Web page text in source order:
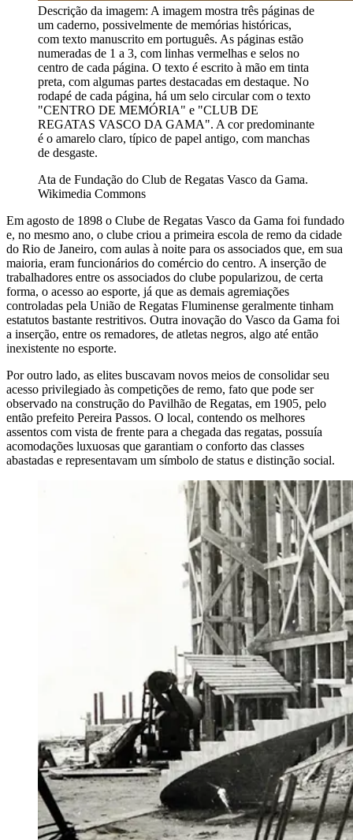
Descrição da imagem: A imagem mostra três páginas de
um caderno, possivelmente de memórias históricas,
com texto manuscrito em português. As páginas estão
numeradas de 1 a 3, com linhas vermelhas e selos no
centro de cada página. O texto é escrito à mão em tinta
preta, com algumas partes destacadas em destaque. No
rodapé de cada página, há um selo circular com o texto
"CENTRO DE MEMÓRIA" e "CLUB DE
REGATAS VASCO DA GAMA". A cor predominante
é o amarelo claro, típico de papel antigo, com manchas
de desgaste.
Ata de Fundação do Club de Regatas Vasco da Gama.
Wikimedia Commons
Em agosto de 1898 o Clube de Regatas Vasco da Gama foi fundado
e, no mesmo ano, o clube criou a primeira escola de remo da cidade
do Rio de Janeiro, com aulas à noite para os associados que, em sua
maioria, eram funcionários do comércio do centro. A inserção de
trabalhadores entre os associados do clube popularizou, de certa
forma, o acesso ao esporte, já que as demais agremiações
controladas pela União de Regatas Fluminense geralmente tinham
estatutos bastante restritivos. Outra inovação do Vasco da Gama foi
a inserção, entre os remadores, de atletas negros, algo até então
inexistente no esporte.
Por outro lado, as elites buscavam novos meios de consolidar seu
acesso privilegiado às competições de remo, fato que pode ser
observado na construção do Pavilhão de Regatas, em 1905, pelo
então prefeito Pereira Passos. O local, contendo os melhores
assentos com vista de frente para a chegada das regatas, possuía
acomodações luxuosas que garantiam o conforto das classes
abastadas e representavam um símbolo de status e distinção social.